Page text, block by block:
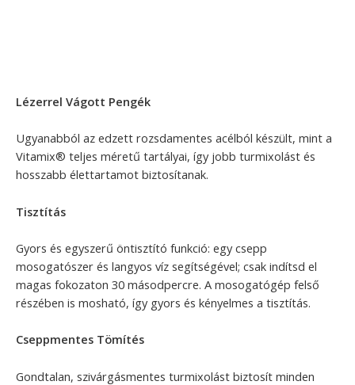
Lézerrel Vágott Pengék
Ugyanabból az edzett rozsdamentes acélból készült, mint a
Vitamix® teljes méretű tartályai, így jobb turmixolást és
hosszabb élettartamot biztosítanak.
Tisztítás
Gyors és egyszerű öntisztító funkció: egy csepp
mosogatószer és langyos víz segítségével; csak indítsd el
magas fokozaton 30 másodpercre. A mosogatógép felső
részében is mosható, így gyors és kényelmes a tisztítás.
Cseppmentes Tömítés
Gondtalan, szivárgásmentes turmixolást biztosít minden